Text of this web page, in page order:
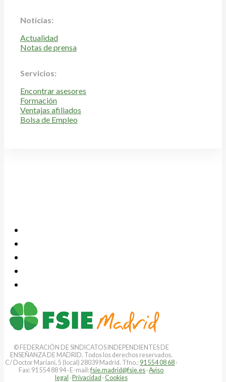
Noticias:
Actualidad
Notas de prensa
Servicios:
Encontrar asesores
Formación
Ventajas afiliados
Bolsa de Empleo
© FEDERACIÓN DE SINDICATOS INDEPENDIENTES DE
ENSEÑANZA DE MADRID. Todos los derechos reservados.
C/ Doctor Mariani, 5 (local) 28039 Madrid. Tfno.: 91 554 08 68 ·
Fax: 91 554 88 94 · E-mail:fsie.madrid@fsie.es ·Aviso
legal ·Privacidad · Cookies